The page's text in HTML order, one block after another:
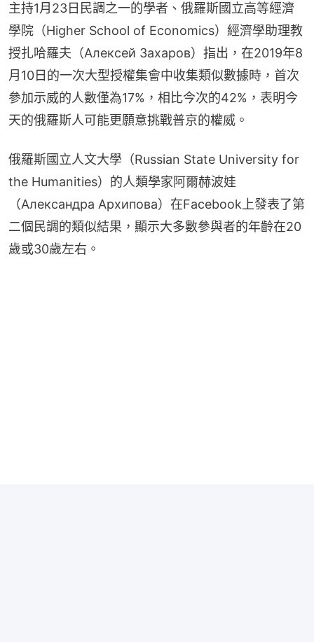
主持1月23日民調之一的學者、俄羅斯國立高等經濟
學院（Higher School of Economics）經濟學助理教
授扎哈羅夫（Алексей Захаров）指出，在2019年8
月10日的一次大型授權集會中收集類似數據時，首次
參加示威的人數僅為17%，相比今次的42%，表明今
天的俄羅斯人可能更願意挑戰普京的權威。
俄羅斯國立人文大學（Russian State University for
the Humanities）的人類學家阿爾赫波娃
（Александра Архипова）在Facebook上發表了第
二個民調的類似結果，顯示大多數參與者的年齡在20
歲或30歲左右。